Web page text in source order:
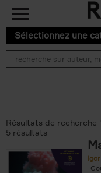
Aller au contenu
Sélectionnez une
Résultats de recherche
5 résultats